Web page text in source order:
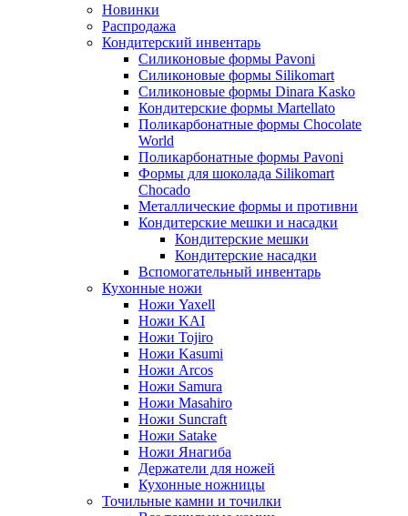
Новинки
Распродажа
Кондитерский инвентарь
Силиконовые формы Pavoni
Силиконовые формы Silikomart
Силиконовые формы Dinara Kasko
Кондитерские формы Martellato
Поликарбонатные формы Chocolate
World
Поликарбонатные формы Pavoni
Формы для шоколада Silikomart
Chocado
Металлические формы и противни
Кондитерские мешки и насадки
Кондитерские мешки
Кондитерские насадки
Вспомогательный инвентарь
Кухонные ножи
Ножи Yaxell
Ножи KAI
Ножи Tojiro
Ножи Kasumi
Ножи Arcos
Ножи Samura
Ножи Masahiro
Ножи Suncraft
Ножи Satake
Ножи Янагиба
Держатели для ножей
Кухонные ножницы
Точильные камни и точилки